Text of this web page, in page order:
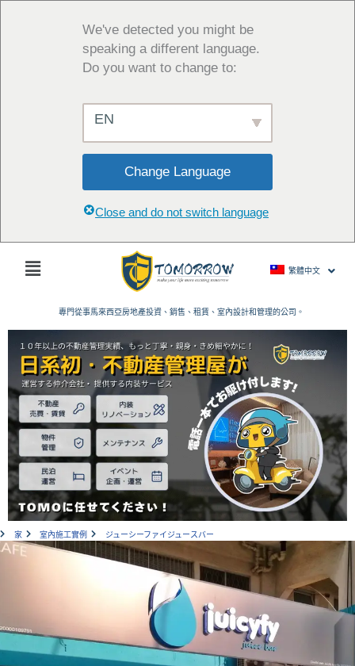
We've detected you might be
speaking a different language.
Do you want to change to:
EN
Change Language
Close and do not switch language
主
繁體中文
專門從事馬來西亞房地產投資、銷售、租賃、室內設計和管理的公司。
家 室內施工實例 ジューシーファイジュースバー